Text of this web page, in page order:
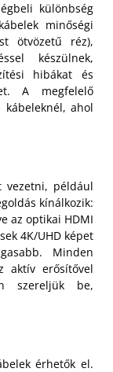
különbség
minőségi
ötvözetű réz),
készülnek,
hibákat és
A megfelelő
kábeleknél, ahol
vezetni, például
kínálkozik:
az optikai HDMI
4K/UHD képet
Minden
aktív erősítővel
szereljük be,
érhetők el.